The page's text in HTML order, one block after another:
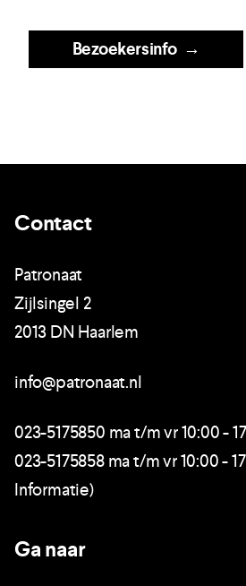
Bezoekersinfo→
Contact
Patronaat
Zijlsingel 2
2013 DN Haarlem
info@patronaat.nl
023-5175850 ma t/m vr 10:00 -
023-5175858 ma t/m vr 10:00 -
Informatie)
Ga naar